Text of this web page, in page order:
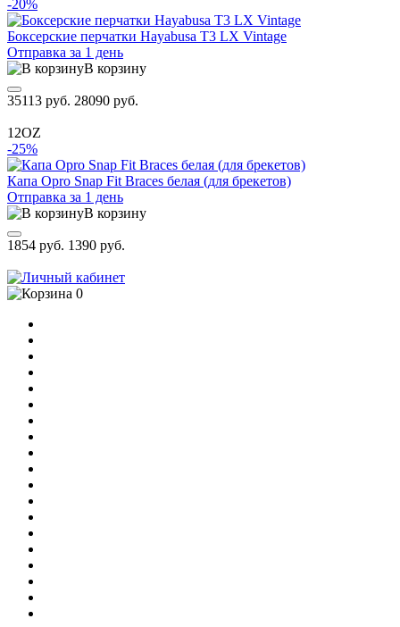
-20%
Боксерские перчатки Hayabusa T3 LX Vintage
Отправка за 1 день
В корзину
35113 руб. 28090 руб.
12OZ
-25%
Капа Opro Snap Fit Braces белая (для брекетов)
Отправка за 1 день
В корзину
1854 руб. 1390 руб.
0